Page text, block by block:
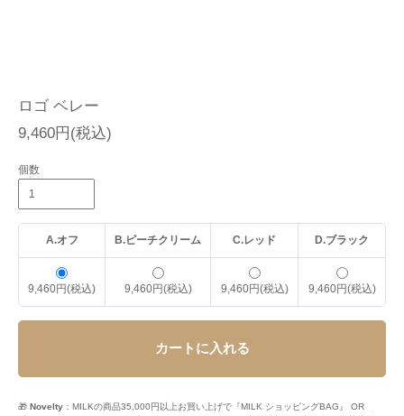
ロゴ ベレー
9,460円(税込)
個数
A.オフ B.ピーチクリーム C.レッド D.ブラック
9,460円(税込) 9,460円(税込) 9,460円(税込) 9,460円(税込)
カートに入れる
🎁 Novelty ：MILKの商品35,000円以上お買い上げで『MILK ショッピングBAG』 OR